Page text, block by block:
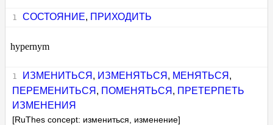
СОСТОЯНИЕ, ПРИХОДИТЬ
hypernym
ИЗМЕНИТЬСЯ , ИЗМЕНЯТЬСЯ , МЕНЯТЬСЯ ,
ПЕРЕМЕНИТЬСЯ , ПОМЕНЯТЬСЯ , ПРЕТЕРПЕТЬ
ИЗМЕНЕНИЯ
[RuThes concept: измениться, изменение]